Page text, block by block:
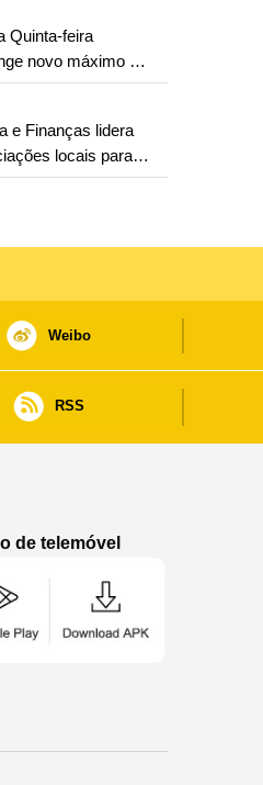
Quinta-feira
novo máximo em
e Finanças lidera
locais para
os trabalhos
Weibo
RSS
de telemóvel